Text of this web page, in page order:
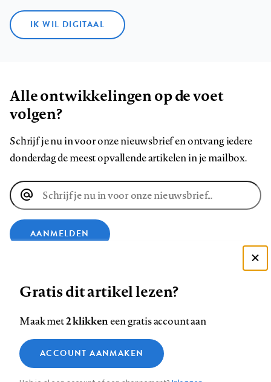
IK WIL DIGITAAL
Alle ontwikkelingen op de voet
volgen?
Schrijf je nu in voor onze nieuwsbrief en ontvang iedere
donderdag de meest opvallende artikelen in je mailbox.
E-
mailadres
AANMELDEN
op
Facebook
op
LinkedIn
op
Bluesky
ons
op
InstagramYouTube
Footer
Contact Colofon Disclaimer Privacy
Medische vragen verdienen
betrouwbare antwoorden
Zie onze cookie policy
Analytische cookies
Gratis dit artikel lezen?
Maak met2 klikkeneen gratis account aan
ACCOUNT AANMAKEN